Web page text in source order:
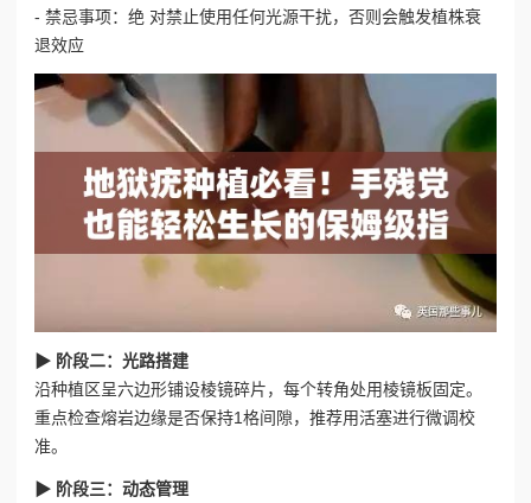
- 禁忌事项：绝 对禁止使用任何光源干扰，否则会触发植株衰
退效应
▶ 阶段二：光路搭建
沿种植区呈六边形铺设棱镜碎片，每个转角处用棱镜板固定。
重点检查熔岩边缘是否保持1格间隙，推荐用活塞进行微调校
准。
▶ 阶段三：动态管理